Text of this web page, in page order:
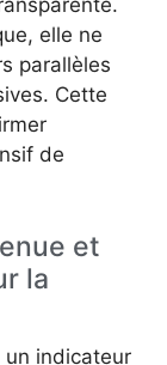
elle ne
parallèles
Cette
de
et
la
indicateur